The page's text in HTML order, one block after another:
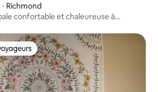
Richmond
confortable et chaleureuse à